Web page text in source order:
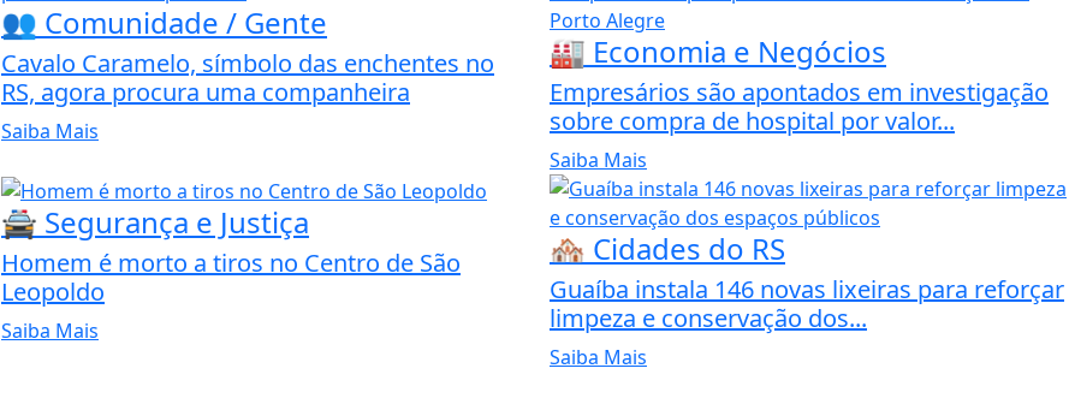
👥 Comunidade / Gente
Cavalo Caramelo, símbolo das enchentes no
RS, agora procura uma companheira
Saiba Mais
🏭 Economia e Negócios
Empresários são apontados em investigação
sobre compra de hospital por valor...
Saiba Mais
🚔 Segurança e Justiça
Homem é morto a tiros no Centro de São
Leopoldo
Saiba Mais
🏘️ Cidades do RS
Guaíba instala 146 novas lixeiras para reforçar
limpeza e conservação dos...
Saiba Mais